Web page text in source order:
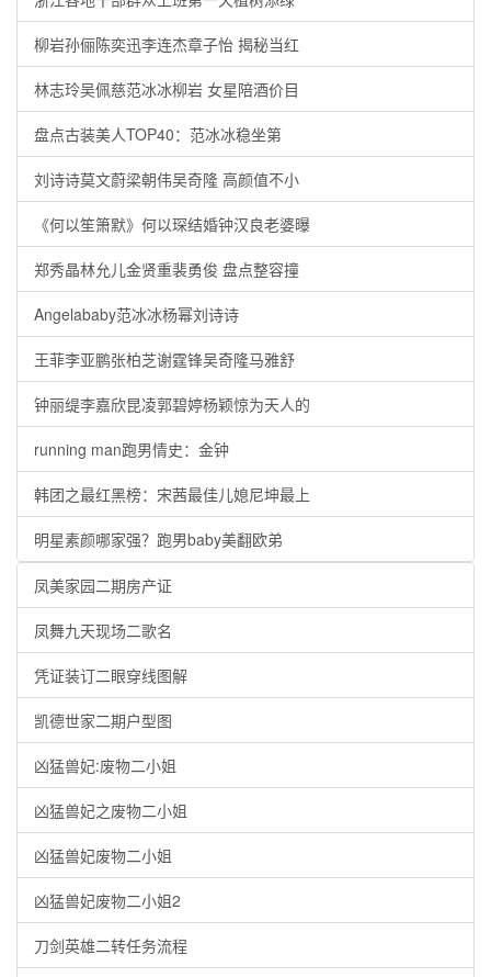
柳岩孙俪陈奕迅李连杰章子怡 揭秘当红
林志玲吴佩慈范冰冰柳岩 女星陪酒价目
盘点古装美人TOP40：范冰冰稳坐第
刘诗诗莫文蔚梁朝伟吴奇隆 高颜值不小
《何以笙箫默》何以琛结婚钟汉良老婆曝
郑秀晶林允儿金贤重裴勇俊 盘点整容撞
Angelababy范冰冰杨幂刘诗诗
王菲李亚鹏张柏芝谢霆锋吴奇隆马雅舒
钟丽缇李嘉欣昆凌郭碧婷杨颖惊为天人的
running man跑男情史：金钟
韩团之最红黑榜：宋茜最佳儿媳尼坤最上
明星素颜哪家强？跑男baby美翻欧弟
凤美家园二期房产证
凤舞九天现场二歌名
凭证装订二眼穿线图解
凯德世家二期户型图
凶猛兽妃:废物二小姐
凶猛兽妃之废物二小姐
凶猛兽妃废物二小姐
凶猛兽妃废物二小姐2
刀剑英雄二转任务流程